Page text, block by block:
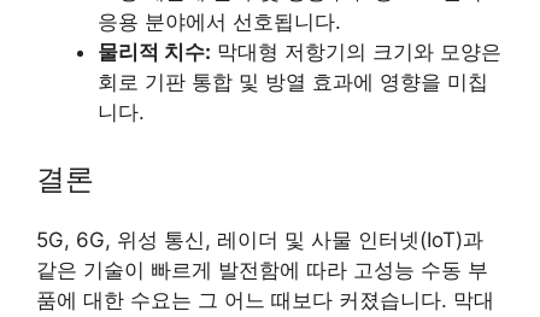
응용 분야에서 선호됩니다.
물리적 치수: 막대형 저항기의 크기와 모양은
회로 기판 통합 및 방열 효과에 영향을 미칩
니다.
결론
5G, 6G, 위성 통신, 레이더 및 사물 인터넷(IoT)과
같은 기술이 빠르게 발전함에 따라 고성능 수동 부
품에 대한 수요는 그 어느 때보다 커졌습니다. 막대